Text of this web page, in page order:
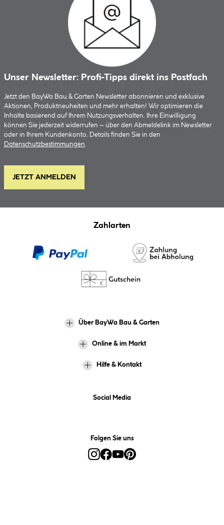
Unser Newsletter: Profi-Tipps direkt ins Postfach
Jetzt den BayWa Bau & Garten Newsletter abonnieren und exklusive
Aktionen, Produktneuheiten und mehr erhalten! Wir optimieren die
Inhalte basierend auf Ihrem Nutzungsverhalten. Ihre Einwilligung
können Sie jederzeit widerrufen – über den Abmeldelink im Newsletter
oder in Ihrem Kundenkonto. Details finden Sie in den
Datenschutzbestimmungen.
JETZT ANMELDEN
Zahlarten
Über BayWa Bau & Garten
Online & im Markt
Hilfe & Kontakt
Social Media
Folgen Sie uns